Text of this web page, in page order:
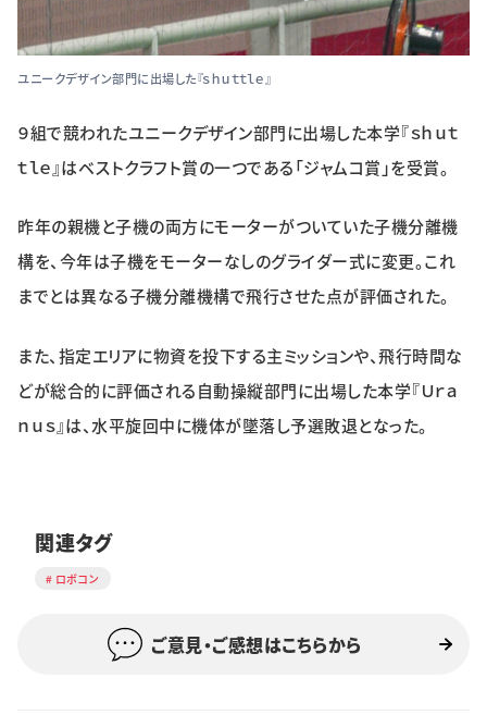
ユニークデザイン部門に出場した『ｓｈｕｔｔｌｅ』
９組で競われたユニークデザイン部門に出場した本学『ｓｈｕｔ
ｔｌｅ』はベストクラフト賞の一つである「ジャムコ賞」を受賞。
昨年の親機と子機の両方にモーターがついていた子機分離機
構を、今年は子機をモーターなしのグライダー式に変更。これ
までとは異なる子機分離機構で飛行させた点が評価された。
また、指定エリアに物資を投下する主ミッションや、飛行時間な
どが総合的に評価される自動操縦部門に出場した本学『Ｕｒａ
ｎｕｓ』は、水平旋回中に機体が墜落し予選敗退となった。
関連タグ
ロボコン
ご意見・ご感想はこちらから